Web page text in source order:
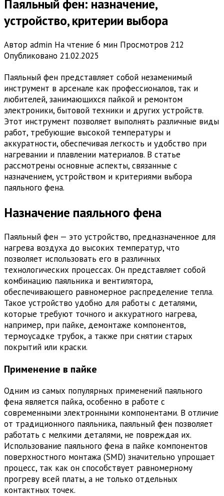
Паяльный фен: назначение,
устройство, критерии выбора
Автор admin На чтение 6 мин Просмотров 212
Опубликовано 21.02.2025
Паяльный фен представляет собой незаменимый
инструмент в арсенале как профессионалов, так и
любителей, занимающихся пайкой и ремонтом
электроники, бытовой техники и других устройств.
Этот инструмент позволяет выполнять различные виды
работ, требующие высокой температуры и
аккуратности, обеспечивая легкость и удобство при
нагревании и плавлении материалов. В статье
рассмотрены основные аспекты, связанные с
назначением, устройством и критериями выбора
паяльного фена.
Назначение паяльного фена
Паяльный фен — это устройство, предназначенное для
нагрева воздуха до высоких температур, что
позволяет использовать его в различных
технологических процессах. Он представляет собой
комбинацию паяльника и вентилятора,
обеспечивающего равномерное распределение тепла.
Такое устройство удобно для работы с деталями,
которые требуют точного и аккуратного нагрева,
например, при пайке, демонтаже компонентов,
термоусадке трубок, а также при снятии старых
покрытий или краски.
Применение в пайке
Одним из самых популярных применений паяльного
фена является пайка, особенно в работе с
современными электронными компонентами. В отличие
от традиционного паяльника, паяльный фен позволяет
работать с мелкими деталями, не повреждая их.
Использование паяльного фена в пайке компонентов
поверхностного монтажа (SMD) значительно упрощает
процесс, так как он способствует равномерному
прогреву всей платы, а не только отдельных
контактных точек.